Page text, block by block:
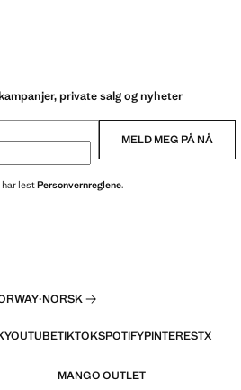
private salg og nyheter
MELD MEG PÅ NÅ
har lestPersonvernreglene.
·NORSK
YOUTUBETIKTOKSPOTIFYPINTERESTX
MANGO OUTLET